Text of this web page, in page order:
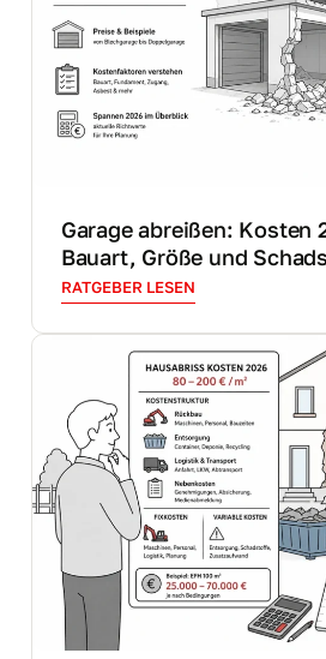
Garage abreißen: Kosten
Bauart, Größe und
RATGEBER LESEN